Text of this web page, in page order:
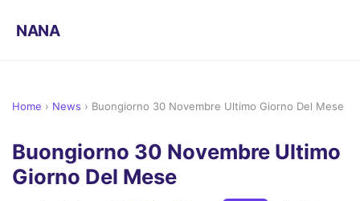
NANA
Home › News › Buongiorno 30 Novembre Ultimo Giorno Del Mese
Buongiorno 30 Novembre Ultimo
Giorno Del Mese